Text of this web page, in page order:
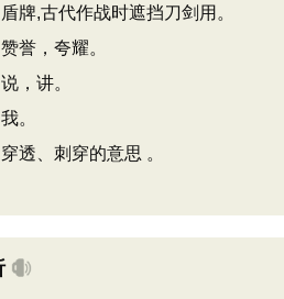
牌,古代作战时遮挡刀剑用。
誉，夸耀。
，讲。
。
透、刺穿的意思 。